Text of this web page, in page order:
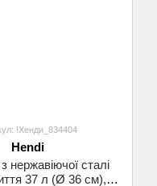
!Хенди_834404
Hendi
нержавіючої сталі
37 л (Ø 36 см),